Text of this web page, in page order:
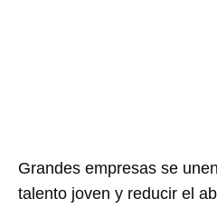
Grandes empresas se
talento joven y reducir el